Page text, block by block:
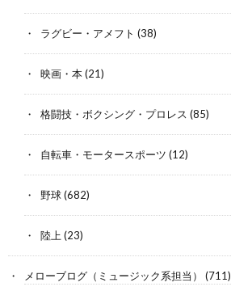
ラグビー・アメフト (38)
映画・本(21)
格闘技・ボクシング・プロレス (85)
自転車・モータースポーツ (12)
野球(682)
陸上 (23)
メローブログ（ミュージック系担当） (711)